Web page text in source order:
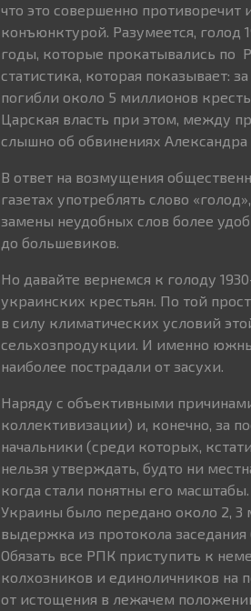
что это совершенно
конъюнктурой. Разумеется, голод
годы, которые прокатывались по
статистика, которая показывает:
погибли около 5 миллионов
Царская власть при этом, между
слышно об обвинениях
В ответ на возмущения
газетах употреблять слово
замены неудобных слов более
до большевиков.
Но давайте вернемся к голоду
украинских крестьян. По той
в силу климатических условий
сельхозпродукции. И именно
наиболее пострадали от засухи.
Наряду с объективными
коллективизации) и, конечно, за
начальники (среди которых,
нельзя утверждать, будто ни
когда стали понятны его
Украины было передано около 2, 3
выдержка из протокола
Обязать все РПК приступить к
колхозников и единоличников на
от истощения в лежачем